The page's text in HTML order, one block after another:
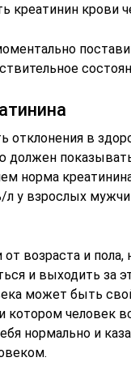
креатинин крови
отклонения в
должен
норма
л у взрослых
возраста и пола,
и выходить за
может быть
котором человек
нормально и